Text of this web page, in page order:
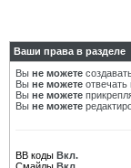
Ваши права в разделе
Вы не можете
Вы не можете отвечать
Вы не можете
Вы не можете
BB коды Вкл.